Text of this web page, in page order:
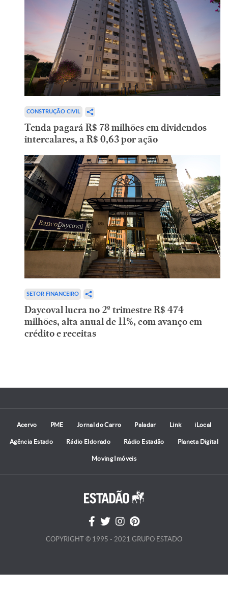
CONSTRUÇÃO CIVIL
Tenda pagará R$ 78 milhões em dividendos
intercalares, a R$ 0,63 por ação
SETOR FINANCEIRO
Daycoval lucra no 2º trimestre R$ 474
milhões, alta anual de 11%, com avanço em
crédito e receitas
Acervo PME Jornal do Carro Paladar Link iLocal
Agência Estado Rádio Eldorado Rádio Estadão Planeta Digital
Moving Imóveis
COPYRIGHT © 1995 - 2021 GRUPO ESTADO